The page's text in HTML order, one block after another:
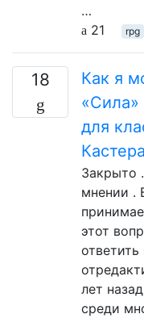
…
21
rpg
18
Как я
«Сила»
для
Закрыто
мнении .
этот
лет
среди